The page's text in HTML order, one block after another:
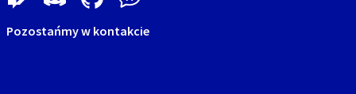
Pozostańmy w kontakcie